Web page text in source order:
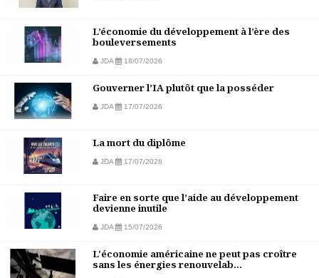
L’économie du développement à l’ère des
bouleversements
JDA 18/07/2026
Gouverner l’IA plutôt que la posséder
JDA 17/07/2026
La mort du diplôme
JDA 17/07/2026
Faire en sorte que l’aide au développement
devienne inutile
JDA 15/07/2026
L'économie américaine ne peut pas croître
sans les énergies renouvelab...